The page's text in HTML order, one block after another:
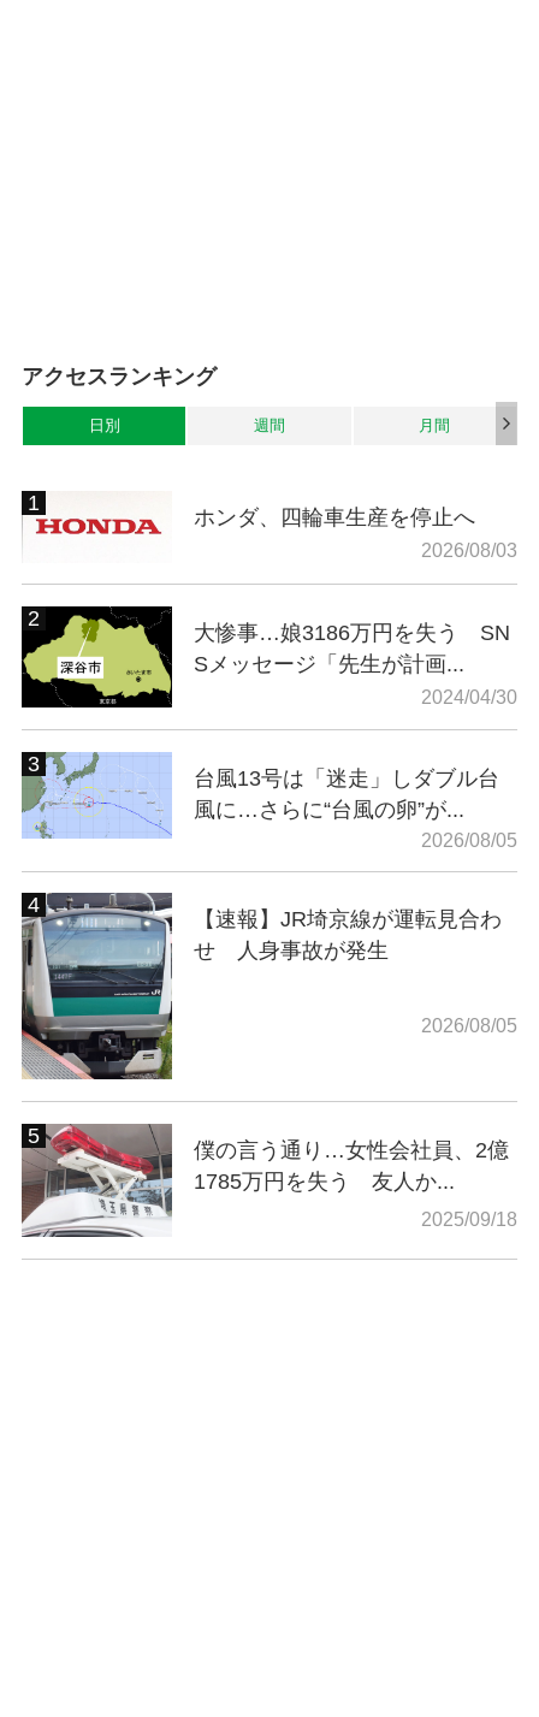
アクセスランキング
日別 週間 月間
ホンダ、四輪車生産を停止へ
2026/08/03
大惨事…娘3186万円を失う SN
Sメッセージ「先生が計画...
2024/04/30
台風13号は「迷走」しダブル台
風に…さらに“台風の卵”が...
2026/08/05
【速報】JR埼京線が運転見合わ
せ 人身事故が発生
2026/08/05
僕の言う通り…女性会社員、2億
1785万円を失う 友人か...
2025/09/18